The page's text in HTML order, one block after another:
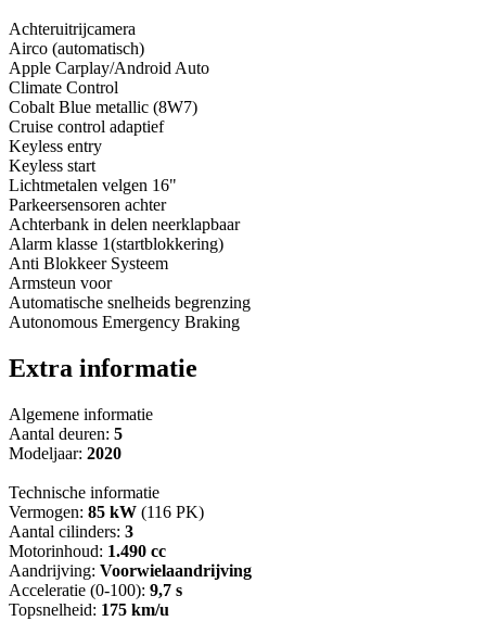
Achteruitrijcamera
Airco (automatisch)
Apple Carplay/Android Auto
Climate Control
Cobalt Blue metallic (8W7)
Cruise control adaptief
Keyless entry
Keyless start
Lichtmetalen velgen 16"
Parkeersensoren achter
Achterbank in delen neerklapbaar
Alarm klasse 1(startblokkering)
Anti Blokkeer Systeem
Armsteun voor
Automatische snelheids begrenzing
Autonomous Emergency Braking
Extra informatie
Algemene informatie
Aantal deuren: 5
Modeljaar: 2020
Technische informatie
Vermogen: 85 kW (116 PK)
Aantal cilinders: 3
Motorinhoud: 1.490 cc
Aandrijving: Voorwielaandrijving
Acceleratie (0-100): 9,7 s
Topsnelheid: 175 km/u